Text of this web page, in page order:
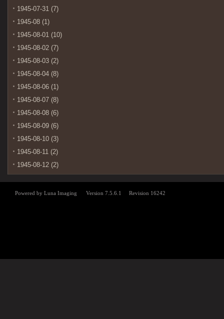
1945-07-31 (7)
1945-08 (1)
1945-08-01 (10)
1945-08-02 (7)
1945-08-03 (2)
1945-08-04 (8)
1945-08-06 (1)
1945-08-07 (8)
1945-08-08 (6)
1945-08-09 (6)
1945-08-10 (3)
1945-08-11 (2)
1945-08-12 (2)